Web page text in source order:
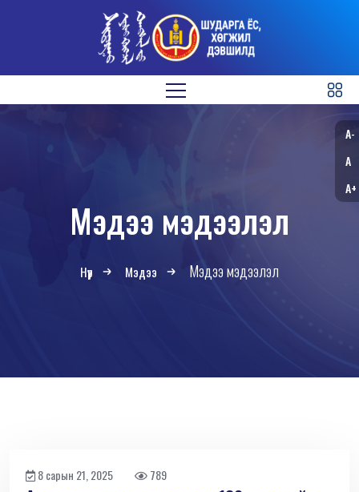
Мэдээ мэдээлэл
Нүүр Мэдээ Мэдээ мэдээлэл
8 сарын 21, 2025 789
A-
A
A+